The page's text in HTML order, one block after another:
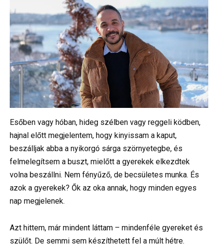
Esőben vagy hóban, hideg szélben vagy reggeli ködben,
hajnal előtt megjelentem, hogy kinyissam a kaput,
beszálljak abba a nyikorgó sárga szörnyetegbe, és
felmelegítsem a buszt, mielőtt a gyerekek elkezdtek
volna beszállni. Nem fényűző, de becsületes munka. És
azok a gyerekek? Ők az oka annak, hogy minden egyes
nap megjelenek.
Azt hittem, már mindent láttam – mindenféle gyereket és
szülőt. De semmi sem készíthetett fel a múlt hétre.